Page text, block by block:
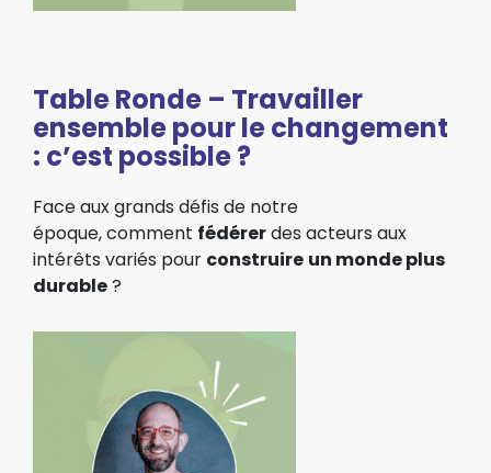
Table Ronde – Travailler
ensemble pour le changement
: c’est possible ?
Face aux grands défis de notre
époque,comment fédérerdes acteurs aux
intérêts variés pour construire un monde plus
durable?